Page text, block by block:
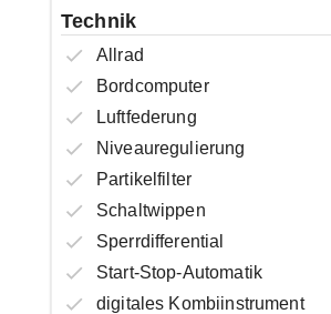
Technik
Allrad
Bordcomputer
Luftfederung
Niveauregulierung
Partikelfilter
Schaltwippen
Sperrdifferential
Start-Stop-Automatik
digitales Kombiinstrument